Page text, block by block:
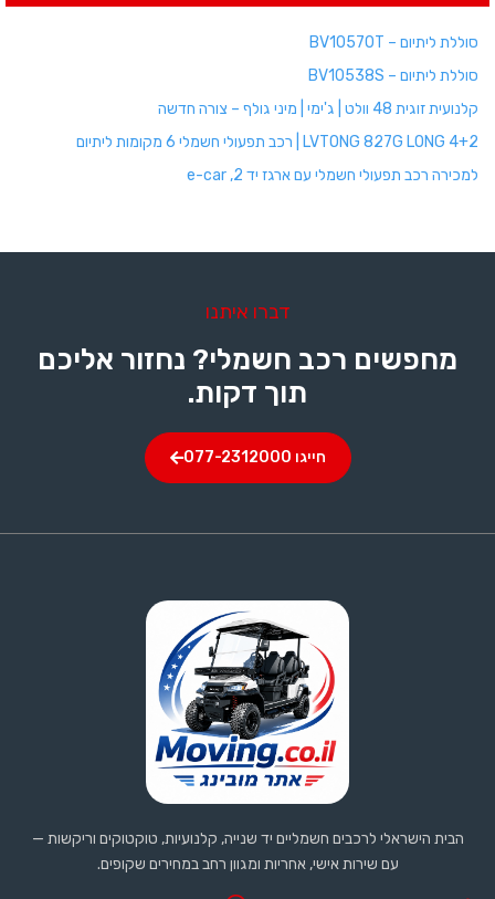
סוללת ליתיום – BV10570T
סוללת ליתיום – BV10538S
קלנועית זוגית 48 וולט | ג'ימי | מיני גולף – צורה חדשה
LVTONG 827G LONG 4+2 | רכב תפעולי חשמלי 6 מקומות ליתיום
למכירה רכב תפעולי חשמלי עם ארגז יד 2, e-car
דברו איתנו
מחפשים רכב חשמלי? נחזור אליכם
תוך דקות.
חייגו 077-2312000
הבית הישראלי לרכבים חשמליים יד שנייה, קלנועיות, טוקטוקים וריקשות —
עם שירות אישי, אחריות ומגוון רחב במחירים שקופים.